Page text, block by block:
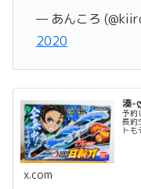
— あんころ
2020
湊-
予約
長約
ト
x.com